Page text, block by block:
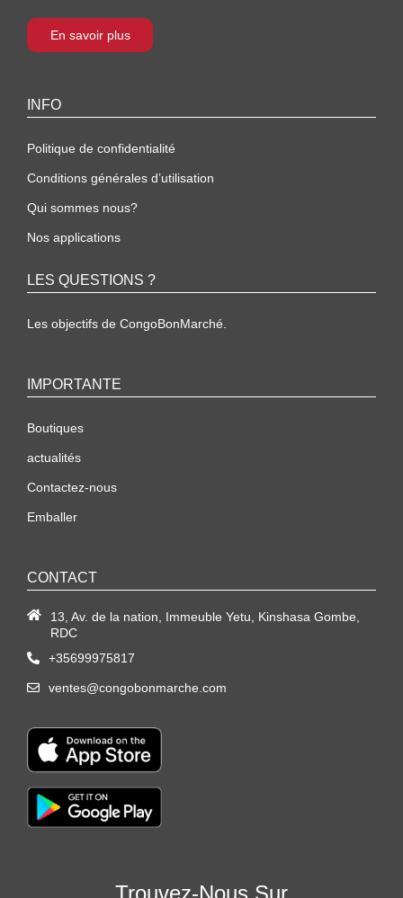
En savoir plus
INFO
Politique de confidentialité
Conditions générales d’utilisation
Qui sommes nous?
Nos applications
LES QUESTIONS ?
Les objectifs de CongoBonMarché.
IMPORTANTE
Boutiques
actualités
Contactez-nous
Emballer
CONTACT
13, Av. de la nation, Immeuble Yetu, Kinshasa Gombe,
RDC
+35699975817
ventes@congobonmarche.com
Trouvez-Nous Sur